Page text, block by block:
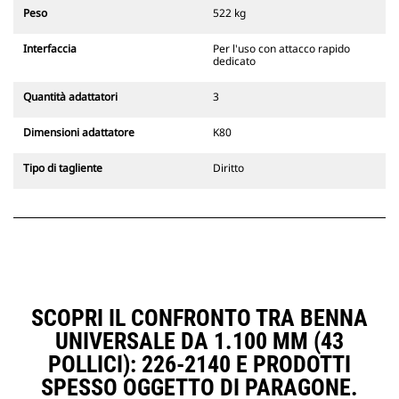
gli escavatori gommati. Sono
larghezze per scavo di fossati.
sistema di attacco dedicato CW
fisse. Gli attacchi dedicati CW
bloccaggio a cuneo per mantenere
disponibili per tutti gli escavatori
Peso 522 kg
Interfaccia
Per l'uso con attacco rapido
dedicato
Quantità adattatori 3
Dimensioni adattatore K80
Tipo di tagliente Diritto
SCOPRI IL CONFRONTO TRA BENNA
UNIVERSALE DA 1.100 MM (43
POLLICI): 226-2140 E PRODOTTI
SPESSO OGGETTO DI PARAGONE.